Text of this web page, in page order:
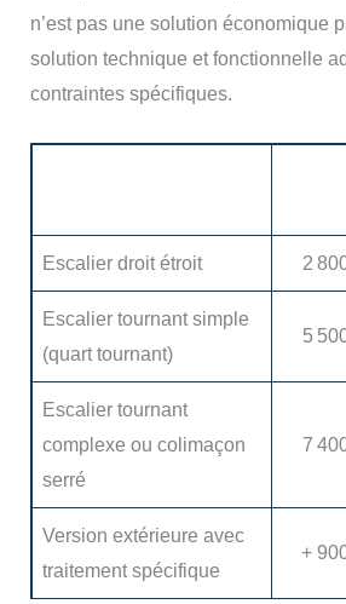
n’est pas une solution économique
solution technique et fonctionnelle
contraintes spécifiques.
Escalier droit étroit 2
Escalier tournant simple
(quart tournant)
5
Escalier tournant
complexe ou colimaçon
serré
7
Version extérieure avec
traitement spécifique
+